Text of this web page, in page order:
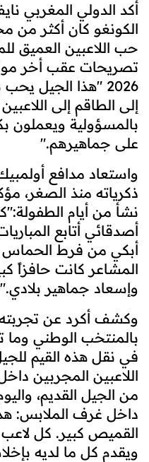
أكد الدولي المغربي
الكونغو كان أكثر من
حب اللاعبين العميق
تصريحات عقب أخر
2026 "هذا الجيل
إلى الطاقم إلى
بالمسؤولية ويعملون
على جماهيرهم."
واستعاد مدافع
ذكرياته منذ الصغر،
نشأ من أيام
أصدقائي أتابع
أبكي من فرط الحماس
المشاعر كانت حافزاً
وإسعاد جماهير بلادي."
وكشف أكرد عن تجربته
بالمنتخب الوطني وما
في نقل هذه القيم
اللاعبين المجربين
من الجيل القديم،
داخل غرف الملابس:
القميص كبير. كل
ويقدم كل ما لديه